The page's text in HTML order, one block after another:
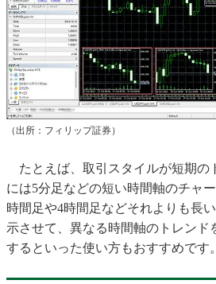
（出所：フィリップ証券）
たとえば、取引スタイルが短期の
には5分足などの短い時間軸のチャ
時間足や4時間足などそれよりも長
示させて、異なる時間軸のトレンド
するといった使い方もおすすめです。